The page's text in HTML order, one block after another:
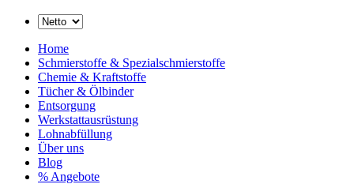
Home
Schmierstoffe & Spezialschmierstoffe
Chemie & Kraftstoffe
Tücher & Ölbinder
Entsorgung
Werkstattausrüstung
Lohnabfüllung
Über uns
Blog
% Angebote